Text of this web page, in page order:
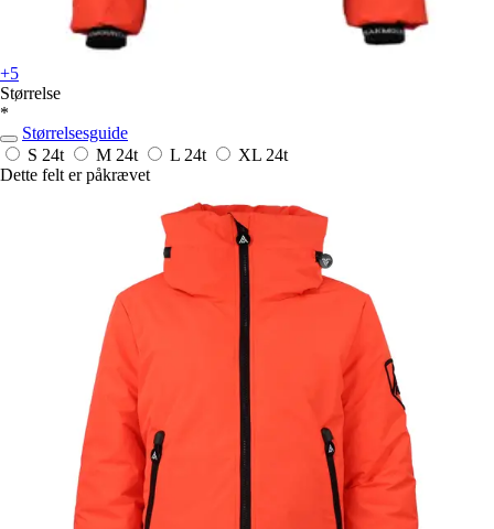
+5
Størrelse
*
Størrelsesguide
S 24t M 24t L 24t XL 24t
Dette felt er påkrævet